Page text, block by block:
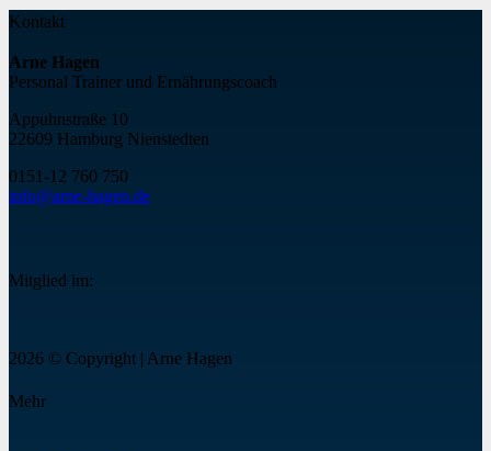
Kontakt
Arne Hagen
Personal Trainer und Ernährungscoach
Appuhnstraße 10
22609 Hamburg Nienstedten
0151-12 760 750
info@arne-hagen.de
Mitglied im:
2026 © Copyright | Arne Hagen
Mehr